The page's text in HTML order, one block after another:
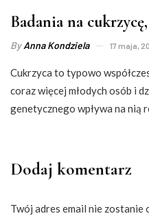
Badania na
ByAnna Kondziela 17 maja,
Cukrzyca to typowo
coraz więcej młodych osób i
genetycznego wpływa na nią
Dodaj komentarz
Twój adres email nie zostanie